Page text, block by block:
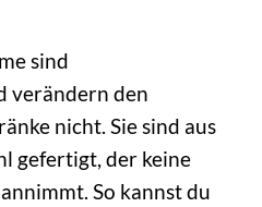
sind
verändern den
nicht. Sie sind aus
gefertigt, der keine
So kannst du